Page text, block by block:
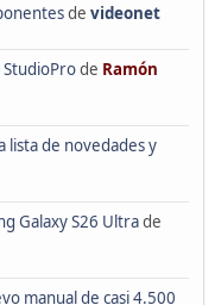
de videonet
StudioProde Ramón
lista de novedades y
Galaxy S26 Ultrade
manual de casi 4.500